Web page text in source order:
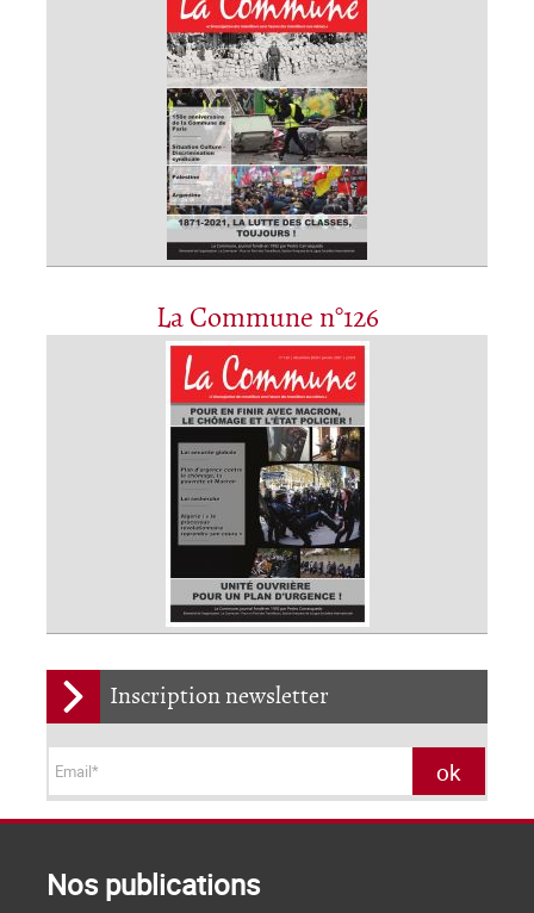
La Commune n°126
Inscription newsletter
Nos publications